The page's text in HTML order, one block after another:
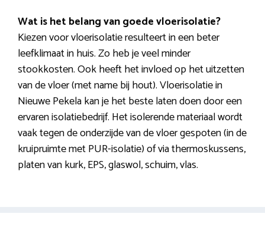
Wat is het belang van goede vloerisolatie?
Kiezen voor vloerisolatie resulteert in een beter
leefklimaat in huis. Zo heb je veel minder
stookkosten. Ook heeft het invloed op het uitzetten
van de vloer (met name bij hout). Vloerisolatie in
Nieuwe Pekela kan je het beste laten doen door een
ervaren isolatiebedrijf. Het isolerende materiaal wordt
vaak tegen de onderzijde van de vloer gespoten (in de
kruipruimte met PUR-isolatie) of via thermoskussens,
platen van kurk, EPS, glaswol, schuim, vlas.